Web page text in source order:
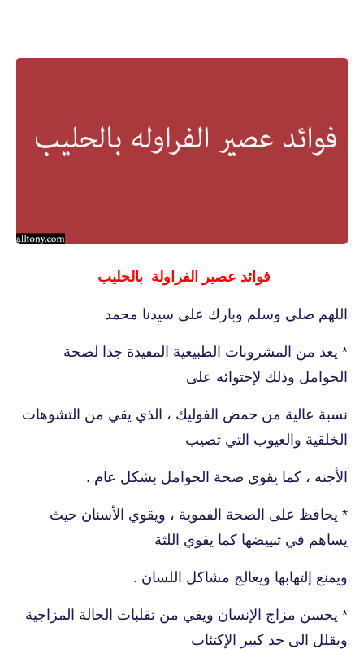
فوائد عصير الفراولة بالحليب
اللهم صلي وسلم وبارك على سيدنا محمد
* يعد من المشروبات الطبيعية المفيدة جدا لصحة
الحوامل وذلك لإحتوائه على
نسبة عالية من حمض الفوليك ، الذي يقي من التشوهات
الخلقية والعيوب التي تصيب
الأجنه ، كما يقوي صحة الحوامل بشكل عام .
* يحافظ على الصحة الفموية ، ويقوي الأسنان حيث
يساهم في تبييضها كما يقوي اللثة
ويمنع إلتهابها ويعالج مشاكل اللسان .
* يحسن مزاج الإنسان ويقي من تقلبات الحالة المزاجية
ويقلل الى حد كبير الإكتئاب